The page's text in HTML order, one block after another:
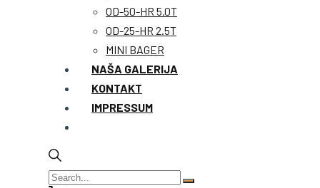
OD-50-HR 5.0T
OD-25-HR 2.5T
MINI BAGER
NAŠA GALERIJA
KONTAKT
IMPRESSUM